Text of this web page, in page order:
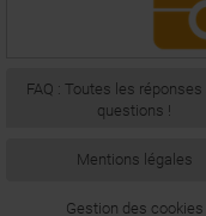
FAQ : Toutes les réponses
questions !
Mentions légales
Gestion des cookies